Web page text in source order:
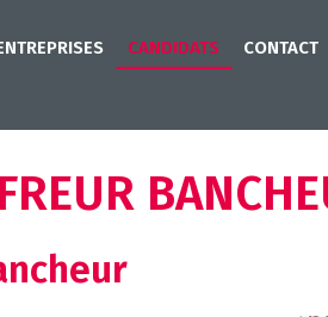
CANDIDATS CONTACT